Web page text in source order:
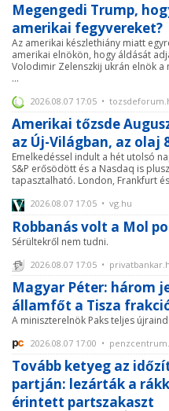
Megengedi Trump,
amerikai fegyvereket?
Az amerikai készlethiány miatt
amerikai elnökön, hogy áldását
Volodimir Zelenszkij ukrán elnök
...
2026.08.07 17:05 •
Amerikai tőzsde
az Új-Világban, az olaj
Emelkedéssel indult a hét utolsó
S&P erősödött és a Nasdaq is
tapasztalható. London, Frankfurt
2026.08.07 17:05 • vg.hu
Robbanás volt a Mol
Sérültekről nem tudni.
2026.08.07 17:05 •
Magyar Péter: három
államfőt a Tisza
A miniszterelnök Paks teljes
2026.08.07 17:00 •
Tovább ketyeg az
partján: lezárták a
érintett partszakaszt